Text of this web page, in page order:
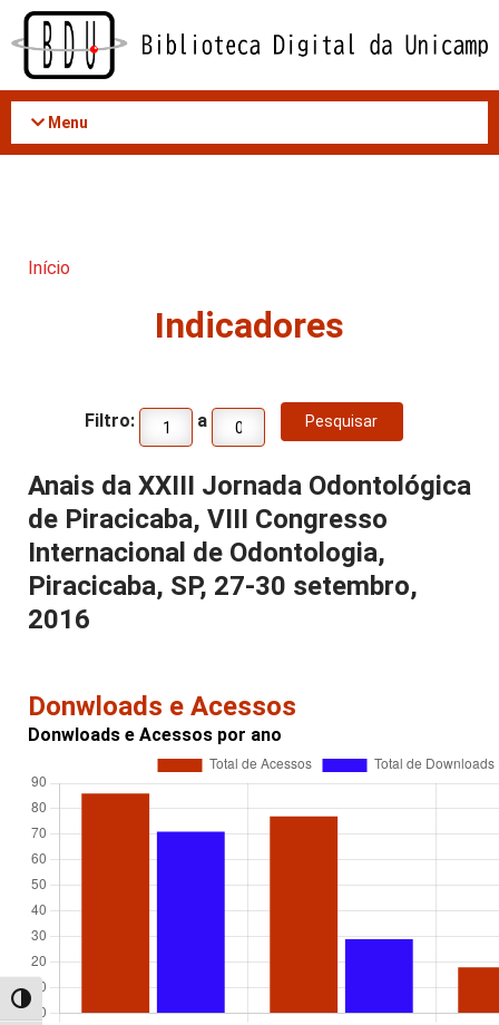
Acessar
conteúdo
Alternar alto contraste
Menu
Início
Indicadores
Filtro: a
Anais da XXIII Jornada Odontológica
de Piracicaba, VIII Congresso
Internacional de Odontologia,
Piracicaba, SP, 27-30 setembro,
2016
Donwloads e Acessos
Donwloads e Acessos por ano